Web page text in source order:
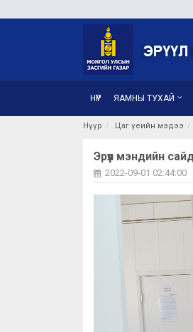
НҮҮР ЯАМНЫ ТУХАЙ
Нүүр Цаг үеийн мэдээ
Эрүүл мэндийн
2022-09-01 02:44:00